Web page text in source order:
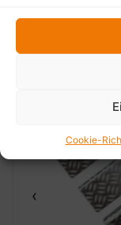
Cookie-
‹